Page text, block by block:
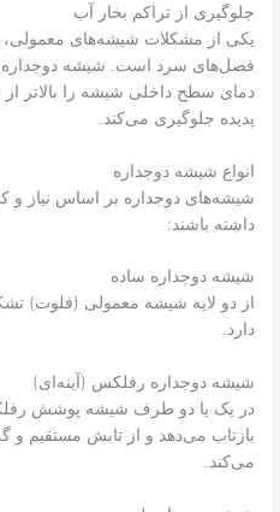
جلوگیری از تراکم بخار آب
یکی از مشکلات شیشه‌های معمولی،
فصل‌های سرد است. شیشه دوجداره
دمای سطح داخلی شیشه را بالاتر
پدیده جلوگیری می‌کند.
انواع شیشه دوجداره
شیشه‌های دوجداره بر اساس نیاز و
داشته باشند:
شیشه دوجداره ساده
از دو لایه شیشه معمولی (فلوت)
دارد.
شیشه دوجداره رفلکس (آینه‌ای)
در یک یا دو طرف شیشه پوشش
بازتاب می‌دهد و از تابش مستقیم و
می‌کند.